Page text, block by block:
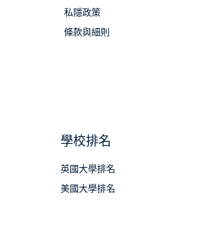
私隱政策
條款與細則
學校排名
英國大學排名
美國大學排名